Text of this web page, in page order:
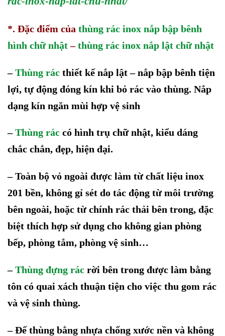
*. Đặc điểm của thùng rác inox nắp bập bênh
hình chữ nhật–thùng rác inox nắp lật chữ nhật
–Thùng rác thiết kế nắp lật – nắp bập bênh tiện
lợi, tự động đóng kín khi bỏ rác vào thùng. Nắp
dạng kín ngăn mùi hợp vệ sinh
–Thùng rác có hình trụ chữ nhật, kiểu dáng
chắc chắn, đẹp, hiện đại.
–Toàn bộ vỏ ngoài được làm từ chất liệu inox
201 bền, không gỉ sét do tác động từ môi trường
bên ngoài, hoặc từ chính rác thải bên trong, đặc
biệt thích hợp sử dụng cho không gian phòng
bếp, phòng tắm, phòng vệ sinh…
–Thùng đựng rác rời bên trong được làm bằng
tôn có quai xách thuận tiện cho việc thu gom rác
và vệ sinh thùng.
–Đế thùng bằng nhựa chống xước nền và không